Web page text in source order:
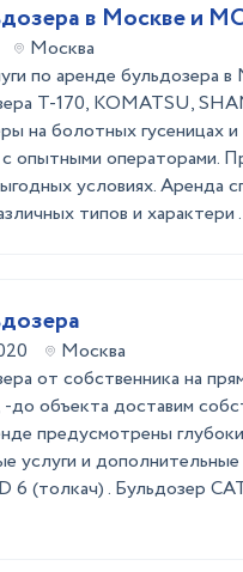
в Москве и
Москва
по аренде бульдозера
Т-170, KOMATSU,
на болотных гусеницах
опытными операторами.
условиях. Аренда
типов и характери
Москва
от собственника на
-до объекта доставим
предусмотрены
услуги и
6 (толкач) . Бульдозер